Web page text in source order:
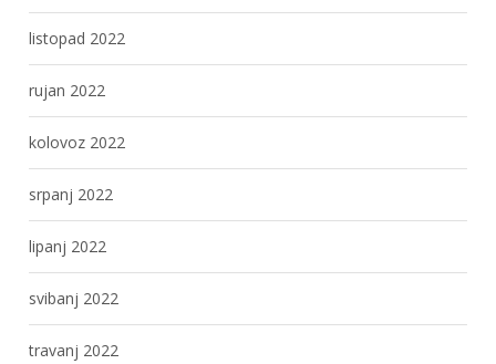
listopad 2022
rujan 2022
kolovoz 2022
srpanj 2022
lipanj 2022
svibanj 2022
travanj 2022